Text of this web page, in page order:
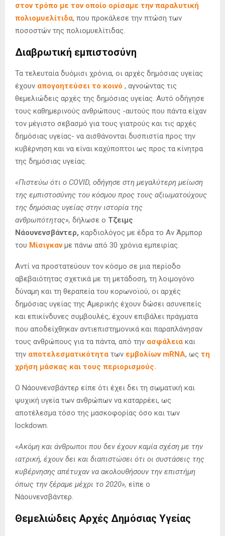
στον τρόπο με τον οποίο ορίσαμε την παραλυτική
πολιομυελίτιδα, που προκάλεσε την πτώση των
ποσοστών της πολιομυελίτιδας.
Διαβρωτική εμπιστοσύνη
Τα τελευταία δυόμισι χρόνια, οι αρχές δημόσιας υγείας
έχουν απογοητεύσει το κοινό , αγνοώντας τις
θεμελιώδεις αρχές της δημόσιας υγείας. Αυτό οδήγησε
τους καθημερινούς ανθρώπους -αυτούς που πάντα είχαν
τον μέγιστο σεβασμό για τους γιατρούς και τις αρχές
δημόσιας υγείας- να αισθάνονται δυσπιστία προς την
κυβέρνηση και να είναι καχύποπτοι ως προς τα κίνητρα
της δημόσιας υγείας.
«Πιστεύω ότι ο COVID, οδήγησε στη μεγαλύτερη μείωση
της εμπιστοσύνης του κόσμου προς τους αξιωματούχους
της δημόσιας υγείας στην ιστορία της
ανθρωπότητας», δήλωσε ο Τζειμς
Νάουνενσβάντερ, καρδιολόγος με έδρα το Αν Άρμπορ
του Μίσιγκανμε πάνω από 30 χρόνια εμπειρίας.
Αντί να προστατεύουν τον κόσμο σε μια περίοδο
αβεβαιότητας σχετικά με τη μετάδοση, τη λοιμογόνο
δύναμη και τη θεραπεία του κορωνοϊού, οι αρχές
δημόσιας υγείας της Αμερικής έχουν δώσει ασυνεπείς
και επικίνδυνες συμβουλές, έχουν επιβάλει πράγματα
που αποδείχθηκαν αντιεπιστημονικά και παραπλάνησαν
τους ανθρώπους για τα πάντα, από την ασφάλεια και
την αποτελεσματικότητα των εμβολίων mRNA, ως τη
χρήση μάσκας και τους περιορισμούς.
Ο Νάουνενσβάντερ είπε ότι έχει δει τη σωματική και
ψυχική υγεία των ανθρώπων να καταρρέει, ως
αποτέλεσμα τόσο της μασκοφορίας όσο και των
lockdown.
«Ακόμη και άνθρωποι που δεν έχουν καμία σχέση με την
ιατρική, έχουν δει και διαπιστώσει ότι οι συστάσεις της
κυβέρνησης απέτυχαν να ακολουθήσουν την επιστήμη
όπως την ξέραμε μέχρι το 2020», είπε ο
Νάουνενσβάντερ.
Θεμελιώδεις Αρχές Δημόσιας Υγείας